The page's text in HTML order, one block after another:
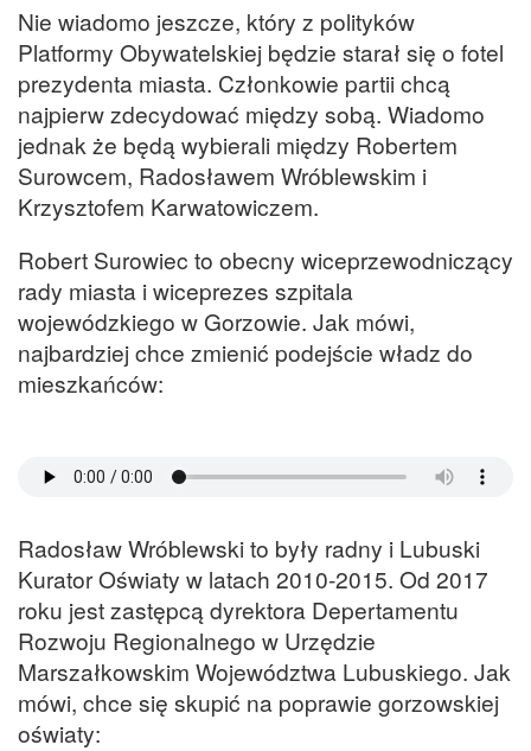
Nie wiadomo jeszcze, który z polityków
Platformy Obywatelskiej będzie starał się o fotel
prezydenta miasta. Członkowie partii chcą
najpierw zdecydować między sobą. Wiadomo
jednak że będą wybierali między Robertem
Surowcem, Radosławem Wróblewskim i
Krzysztofem Karwatowiczem.
Robert Surowiec to obecny wiceprzewodniczący
rady miasta i wiceprezes szpitala
wojewódzkiego w Gorzowie. Jak mówi,
najbardziej chce zmienić podejście władz do
mieszkańców:
Radosław Wróblewski to były radny i Lubuski
Kurator Oświaty w latach 2010-2015. Od 2017
roku jest zastępcą dyrektora Depertamentu
Rozwoju Regionalnego w Urzędzie
Marszałkowskim Województwa Lubuskiego. Jak
mówi, chce się skupić na poprawie gorzowskiej
oświaty: